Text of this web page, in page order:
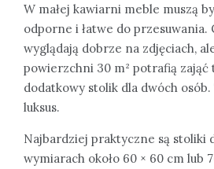
W małej kawiarni meble muszą
odporne i łatwe do przesuwania.
wyglądają dobrze na zdjęciach,
powierzchni 30 m² potrafią zająć
dodatkowy stolik dla dwóch
luksus.
Najbardziej praktyczne są stoliki
wymiarach około 60 × 60 cm lub